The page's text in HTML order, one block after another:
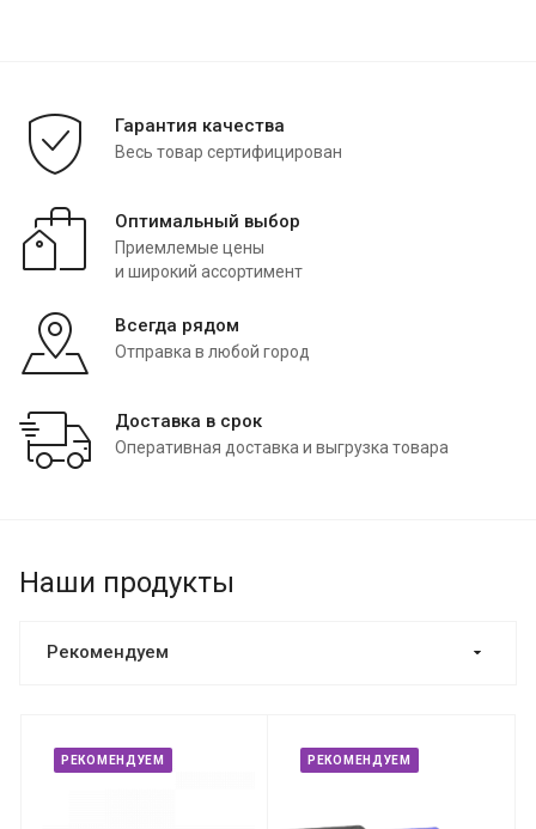
Гарантия качества
Весь товар сертифицирован
Оптимальный выбор
Приемлемые цены
и широкий ассортимент
Всегда рядом
Отправка в любой город
Доставка в срок
Оперативная доставка и выгрузка товара
Наши продукты
Рекомендуем
РЕКОМЕНДУЕМ РЕКОМЕНДУЕМ